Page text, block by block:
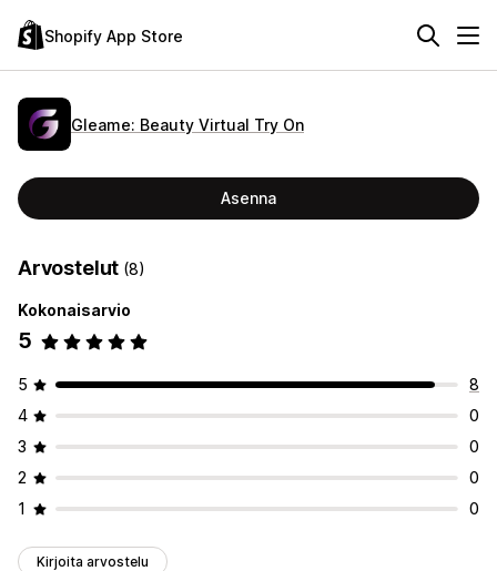
Shopify App Store
Gleame: Beauty Virtual Try On
Asenna
Arvostelut (8)
Kokonaisarvio
5
5
8
4
0
3
0
2
0
1
0
Kirjoita arvostelu